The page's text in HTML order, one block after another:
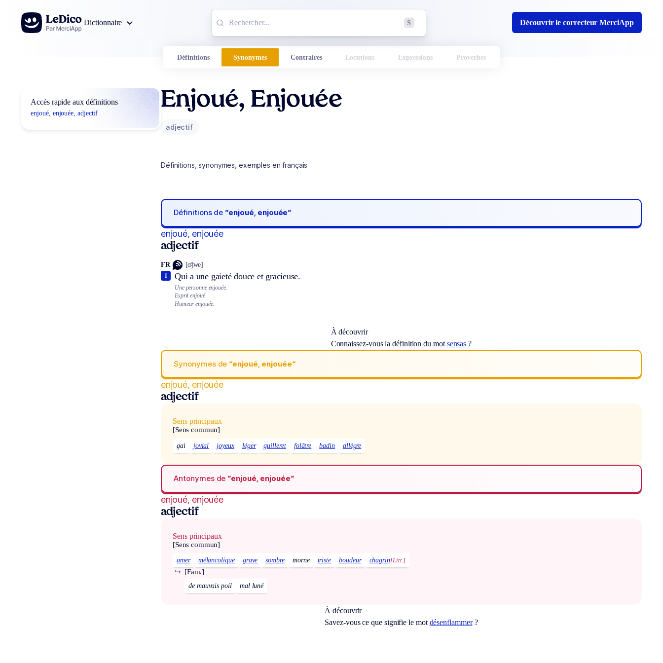
Aller au contenu
Dictionnaire
S Découvrir le correcteur MerciApp
Définitions Synonymes Contraires Locutions Expressions Proverbes
Accès rapide aux définitions
enjoué, enjouée, adjectif
Enjoué, Enjouée
adjectif
Définitions, synonymes, exemples en français
Définitions de “enjoué, enjouée“
enjoué, enjouée
adjectif
FR [ɑ̃ʒwe]
Qui a une gaieté douce et gracieuse.
1
Une personne enjouée.
Esprit enjoué.
Humeur enjouée.
À découvrir
Connaissez-vous la définition du mot sensas ?
Synonymes de “enjoué, enjouée“
enjoué, enjouée
adjectif
Sens principaux
[Sens commun]
gai jovial joyeux léger guilleret folâtre badin allègre
Antonymes de “enjoué, enjouée“
enjoué, enjouée
adjectif
Sens principaux
[Sens commun]
amer mélancolique grave sombre morne triste boudeur chagrin[Litt.]
[Fam.]
↪
de mauvais poil mal luné
À découvrir
Savez-vous ce que signifie le mot désenflammer?